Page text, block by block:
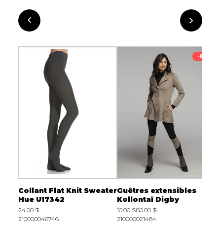
Collant Flat Knit Sweater
Hue U17342
24.00 $
210000046746
-88%
Guêtres extensibles
Kollontaï Digby
10.00 $80.00 $
210000021484